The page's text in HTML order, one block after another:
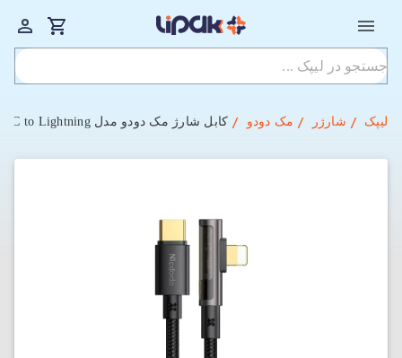
لیپک شارژر مک دودو کابل شارژ مک دودو مدل Mcdodo CA 3390- Type-C to Lightning با طول 120 سانتی‌‌متر